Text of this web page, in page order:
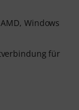
Windows
für